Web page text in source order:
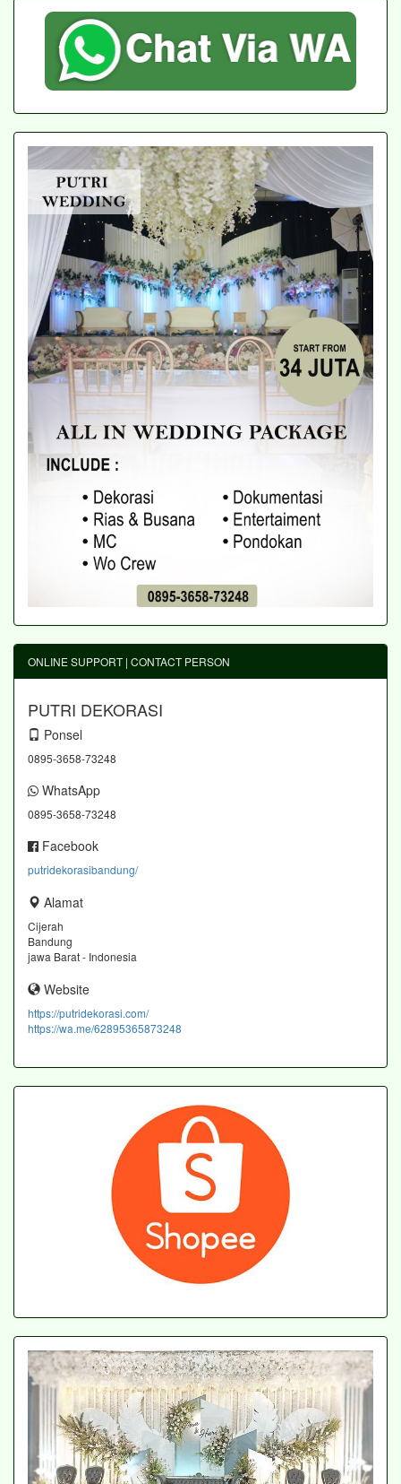
ONLINE SUPPORT | CONTACT PERSON
PUTRI DEKORASI
Ponsel
0895-3658-73248
WhatsApp
0895-3658-73248
Facebook
putridekorasibandung/
Alamat
Cijerah
Bandung
jawa Barat - Indonesia
Website
https://putridekorasi.com/
https://wa.me/62895365873248